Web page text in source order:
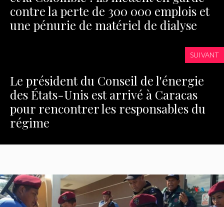
contre la perte de 300 000 emplois et
une pénurie de matériel de dialyse
SUIVANT
Le président du Conseil de l'énergie
des États-Unis est arrivé à Caracas
pour rencontrer les responsables du
régime